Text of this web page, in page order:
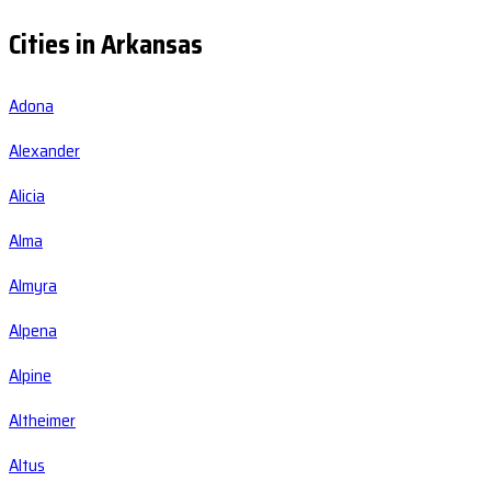
Cities in Arkansas
Adona
Alexander
Alicia
Alma
Almyra
Alpena
Alpine
Altheimer
Altus